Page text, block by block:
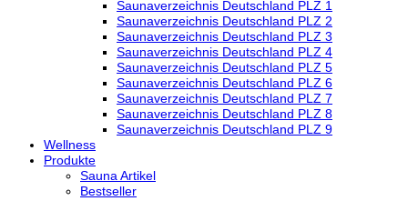
Saunaverzeichnis Deutschland PLZ 1
Saunaverzeichnis Deutschland PLZ 2
Saunaverzeichnis Deutschland PLZ 3
Saunaverzeichnis Deutschland PLZ 4
Saunaverzeichnis Deutschland PLZ 5
Saunaverzeichnis Deutschland PLZ 6
Saunaverzeichnis Deutschland PLZ 7
Saunaverzeichnis Deutschland PLZ 8
Saunaverzeichnis Deutschland PLZ 9
Wellness
Produkte
Sauna Artikel
Bestseller